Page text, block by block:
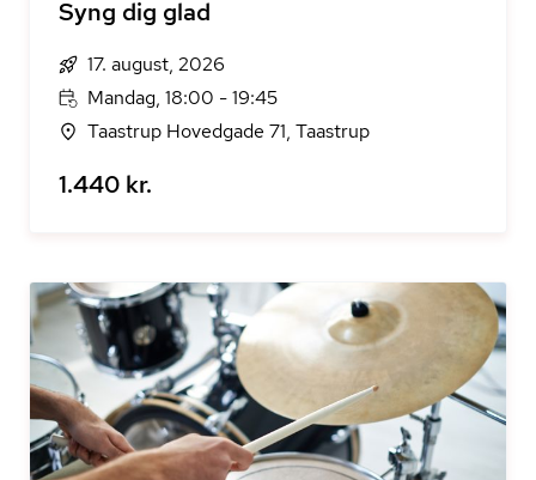
Syng dig glad
17. august, 2026
Mandag, 18:00 - 19:45
Taastrup Hovedgade 71, Taastrup
1.440 kr.